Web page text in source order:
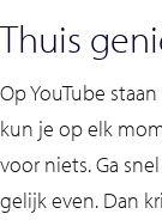
Thuis
Op YouTube
kun je op elk
voor niets. Ga
gelijk even. Dan